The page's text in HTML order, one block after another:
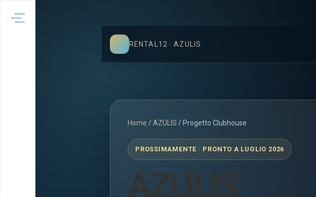
RENTAL12 · AZULIS
Home /AZULIS / Progetto Clubhouse
PROSSIMAMENTE · PRONTO A LUGLIO 2026
AZULIS